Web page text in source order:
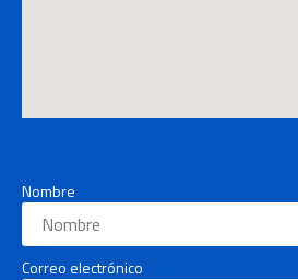
Nombre
Correo electrónico